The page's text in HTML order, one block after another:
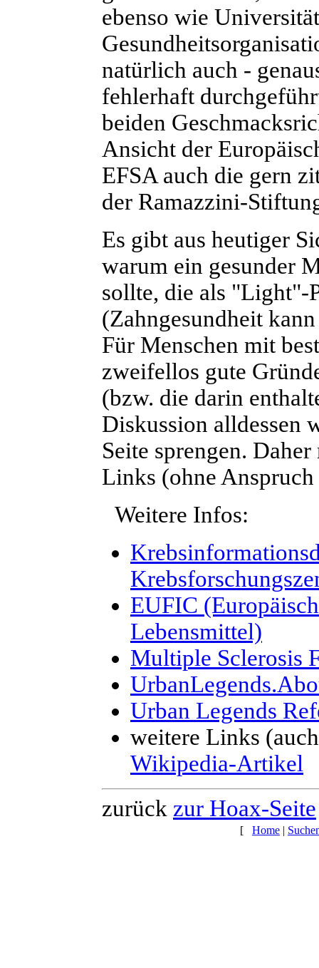
ebenso wie
natürlich auch -
fehlerhaft
beiden
Ansicht der
EFSA auch die gern
der Ramazzini-
Es gibt aus heutiger
warum ein gesunder
sollte, die als "Light"-
(Zahngesundheit
Für Menschen mit
zweifellos gute
(bzw. die darin
Diskussion alldessen
Seite sprengen.
Links (ohne
Weitere Infos:
EUFIC
Lebensmittel)
Multiple Sclerosis
Urban Legends
weitere Links
Wikipedia-Artikel
zurück zur Hoax-Seite
[ Home |